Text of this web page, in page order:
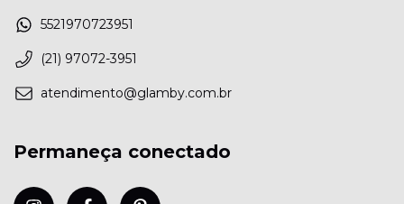
5521970723951
(21) 97072-3951
atendimento@glamby.com.br
Permaneça conectado